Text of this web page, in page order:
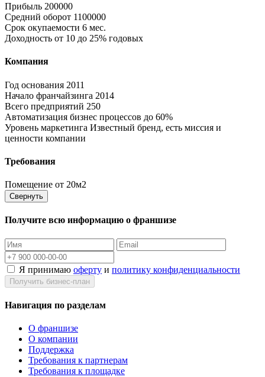
Прибыль 200000
Средний оборот 1100000
Срок окупаемости 6 мес.
Доходность от 10 до 25% годовых
Компания
Год основания 2011
Начало франчайзинга 2014
Всего предприятий 250
Автоматизация бизнес процессов до 60%
Уровень маркетинга Известный бренд, есть миссия и
ценности компании
Требования
Помещение от 20м2
Свернуть
Получите всю информацию о франшизе
Я принимаю оферту и политику конфиденциальности
Получить бизнес-план
Навигация по разделам
О франшизе
О компании
Поддержка
Требования к партнерам
Требования к площадке